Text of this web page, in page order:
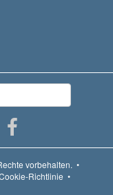
vorbehalten. •
Richtlinie •